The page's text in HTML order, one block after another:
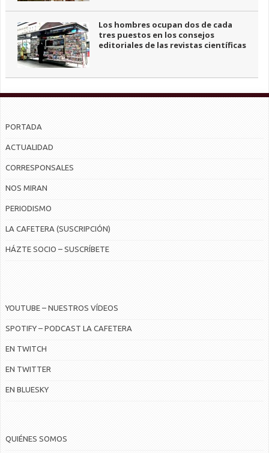
Los hombres ocupan dos de cada
tres puestos en los consejos
editoriales de las revistas científicas
PORTADA
ACTUALIDAD
CORRESPONSALES
NOS MIRAN
PERIODISMO
LA CAFETERA (SUSCRIPCIÓN)
HÁZTE SOCIO – SUSCRÍBETE
YOUTUBE – NUESTROS VÍDEOS
SPOTIFY – PODCAST LA CAFETERA
EN TWITCH
EN TWITTER
EN BLUESKY
QUIÉNES SOMOS